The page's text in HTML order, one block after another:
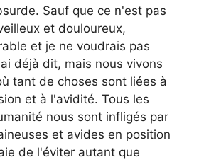
Sauf que ce n'est pas
et douloureux,
et je ne voudrais pas
déjà dit, mais nous vivons
tant de choses sont liées à
et à l'avidité. Tous les
nous sont infligés par
et avides en position
de l'éviter autant que